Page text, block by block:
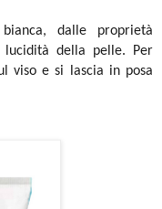
dalle proprietà
della pelle. Per
viso e si lascia in posa